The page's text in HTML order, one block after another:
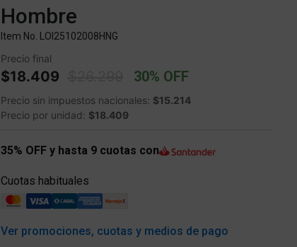
Hombre
Item No. LOI25102008HNG
Precio final
$18.409 Price reduced from
$26.299 30% OFF
Precio sin impuestos nacionales: $15.214
Precio por unidad: $18.409
35% OFF y hasta 9 cuotas con
Cuotas habituales
Ver promociones, cuotas y medios de pago